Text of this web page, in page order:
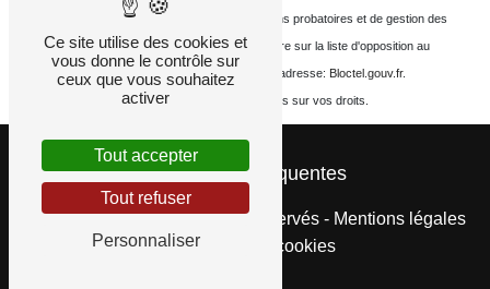
pendant la durée de prescription légale aux fins probatoires et de gestion des
contentieux. Vous avez le droit de vous inscrire sur la liste d'opposition au
démarchage téléphonique, disponible à cette adresse: Bloctel.gouv.fr.
Consultez le site cnil.fr pour plus d’informations sur vos droits.
Recherches fréquentes
Vistalid- 2026 - Tous droits réservés - Mentions légales
-Gestion des cookies
Ce site utilise des cookies et
vous donne le contrôle sur
ceux que vous souhaitez
activer
Tout accepter
Tout refuser
Personnaliser